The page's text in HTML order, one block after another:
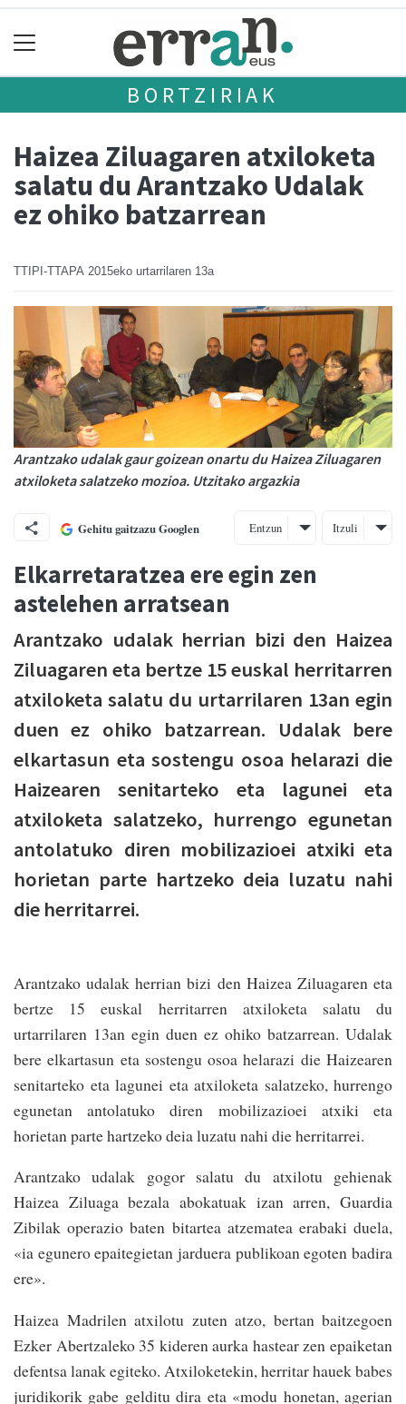
BORTZIRIAK
Haizea Ziluagaren atxiloketa
salatu du Arantzako Udalak
ez ohiko batzarrean
TTIPI-TTAPA 2015eko urtarrilaren 13a
Arantzako udalak gaur goizean onartu du Haizea Ziluagaren
atxiloketa salatzeko mozioa. Utzitako argazkia
Gehitu gaitzazu Googlen Entzun Itzuli
Elkarretaratzea ere egin zen
astelehen arratsean
Arantzako udalak herrian bizi den Haizea
Ziluagaren eta bertze 15 euskal herritarren
atxiloketa salatu du urtarrilaren 13an egin
duen ez ohiko batzarrean. Udalak bere
elkartasun eta sostengu osoa helarazi die
Haizearen senitarteko eta lagunei eta
atxiloketa salatzeko, hurrengo egunetan
antolatuko diren mobilizazioei atxiki eta
horietan parte hartzeko deia luzatu nahi
die herritarrei.
Arantzako udalak herrian bizi den Haizea Ziluagaren eta
bertze 15 euskal herritarren atxiloketa salatu du
urtarrilaren 13an egin duen ez ohiko batzarrean. Udalak
bere elkartasun eta sostengu osoa helarazi die Haizearen
senitarteko eta lagunei eta atxiloketa salatzeko, hurrengo
egunetan antolatuko diren mobilizazioei atxiki eta
horietan parte hartzeko deia luzatu nahi die herritarrei.
Arantzako udalak gogor salatu du atxilotu gehienak
Haizea Ziluaga bezala abokatuak izan arren, Guardia
Zibilak operazio baten bitartea atzematea erabaki duela,
«ia egunero epaitegietan jarduera publikoan egoten badira
ere».
Haizea Madrilen atxilotu zuten atzo, bertan baitzegoen
Ezker Abertzaleko 35 kideren aurka hastear zen epaiketan
defentsa lanak egiteko. Atxiloketekin, herritar hauek babes
juridikorik gabe gelditu dira eta «modu honetan, agerian